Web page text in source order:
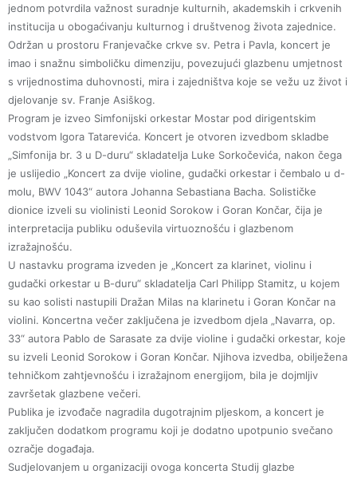
jednom potvrdila važnost suradnje kulturnih, akademskih i crkvenih
institucija u obogaćivanju kulturnog i društvenog života zajednice.
Održan u prostoru Franjevačke crkve sv. Petra i Pavla, koncert je
imao i snažnu simboličku dimenziju, povezujući glazbenu umjetnost
s vrijednostima duhovnosti, mira i zajedništva koje se vežu uz život i
djelovanje sv. Franje Asiškog.
Program je izveo Simfonijski orkestar Mostar pod dirigentskim
vodstvom Igora Tatarevića. Koncert je otvoren izvedbom skladbe
„Simfonija br. 3 u D-duru“ skladatelja Luke Sorkočevića, nakon čega
je uslijedio „Koncert za dvije violine, gudački orkestar i čembalo u d-
molu, BWV 1043“ autora Johanna Sebastiana Bacha. Solističke
dionice izveli su violinisti Leonid Sorokow i Goran Končar, čija je
interpretacija publiku oduševila virtuoznošću i glazbenom
izražajnošću.
U nastavku programa izveden je „Koncert za klarinet, violinu i
gudački orkestar u B-duru“ skladatelja Carl Philipp Stamitz, u kojem
su kao solisti nastupili Dražan Milas na klarinetu i Goran Končar na
violini. Koncertna večer zaključena je izvedbom djela „Navarra, op.
33“ autora Pablo de Sarasate za dvije violine i gudački orkestar, koje
su izveli Leonid Sorokow i Goran Končar. Njihova izvedba, obilježena
tehničkom zahtjevnošću i izražajnom energijom, bila je dojmljiv
završetak glazbene večeri.
Publika je izvođače nagradila dugotrajnim pljeskom, a koncert je
zaključen dodatkom programu koji je dodatno upotpunio svečano
ozračje događaja.
Sudjelovanjem u organizaciji ovoga koncerta Studij glazbe